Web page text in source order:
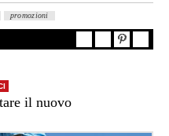
promozioni
il nuovo